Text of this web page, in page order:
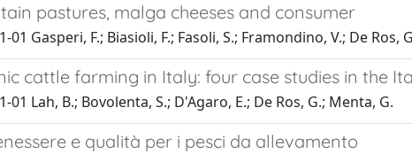
pastures, malga cheeses and consumer
01 Gasperi, F.; Biasioli, F.; Fasoli, S.; Framondino, V.; De Ros,
cattle farming in Italy: four case studies in the
01 Lah, B.; Bovolenta, S.; D'Agaro, E.; De Ros, G.; Menta, G.
e qualità per i pesci da allevamento